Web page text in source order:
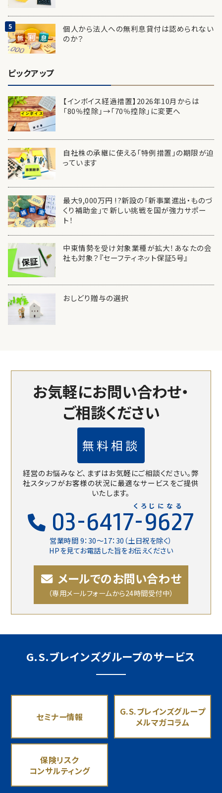
個人から法人への無利息貸付は認められない
のか？
ピックアップ
【インボイス経過措置】2026年10月からは
「80％控除」→「70％控除」に変更へ
自社株の承継に使える「特例措置」の期限が迫
っています
最大9,000万円 !?新設の「新事業進出・ものづ
くり補助金」で新しい挑戦を国が強力サポー
ト！
中東情勢を受け対象業種が拡大！あなたの会
社も対象？『セーフティネット保証5号』
おしどり贈与の選択
お気軽にお問い合わせ・
ご相談ください
無料相談
経営のお悩みなど、まずはお気軽にご相談ください。弊
社スタッフがお客様の状況に最適なサービスをご提供
いたします。
03-6417-9627
営業時間 9：30〜17：30（土日祝を除く）
HPを見てお電話した旨をお伝えください
くろじになる
メールでのお問い合わせ
（専用メールフォームから24時間受付中）
G.S.ブレインズグループのサービス
セミナー情報
G.S.ブレインズグループ
メルマガコラム
保険リスク
コンサルティング